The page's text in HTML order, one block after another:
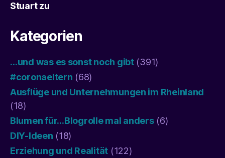
Stuartzu
Kategorien
…und was es sonst noch gibt(391)
#coronaeltern (68)
Ausflüge und Unternehmungen im Rheinland
(18)
Blumen für…Blogrolle mal anders(6)
DIY-Ideen (18)
Erziehung und Realität (122)